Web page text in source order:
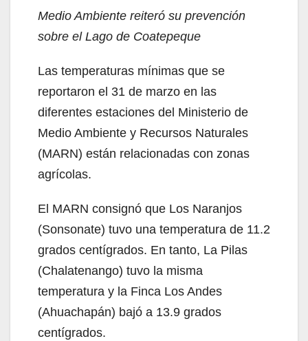
Medio Ambiente reiteró su prevención
sobre el Lago de Coatepeque
Las temperaturas mínimas que se
reportaron el 31 de marzo en las
diferentes estaciones del Ministerio de
Medio Ambiente y Recursos Naturales
(MARN) están relacionadas con zonas
agrícolas.
El MARN consignó que Los Naranjos
(Sonsonate) tuvo una temperatura de 11.2
grados centígrados. En tanto, La Pilas
(Chalatenango) tuvo la misma
temperatura y la Finca Los Andes
(Ahuachapán) bajó a 13.9 grados
centígrados.